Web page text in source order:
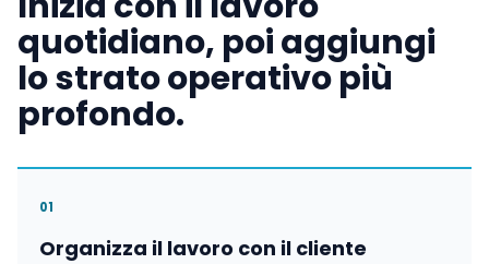
quotidiano, poi aggiungi
lo strato operativo più
profondo.
01
Organizza il lavoro con il cliente